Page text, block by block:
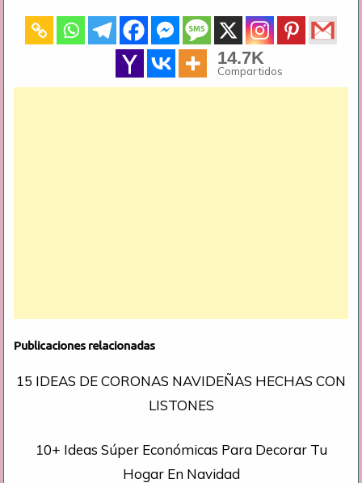
14.7K
Compartidos
Publicaciones relacionadas
15 IDEAS DE CORONAS NAVIDEÑAS HECHAS CON
LISTONES
10+ Ideas Súper Económicas Para Decorar Tu
Hogar En Navidad